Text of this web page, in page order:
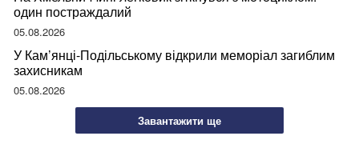
один постраждалий
05.08.2026
У Кам’янці-Подільському відкрили меморіал загиблим
захисникам
05.08.2026
Завантажити ще